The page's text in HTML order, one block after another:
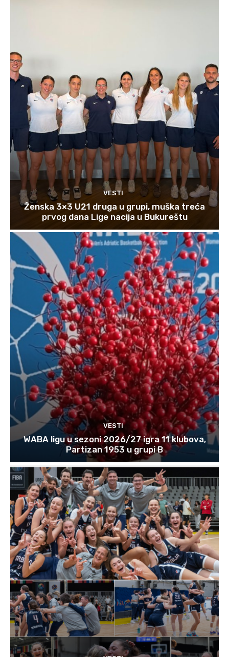
VESTI
Ženska 3×3 U21 druga u grupi, muška treća
prvog dana Lige nacija u Bukureštu
VESTI
WABA ligu u sezoni 2026/27 igra 11 klubova,
Partizan 1953 u grupi B